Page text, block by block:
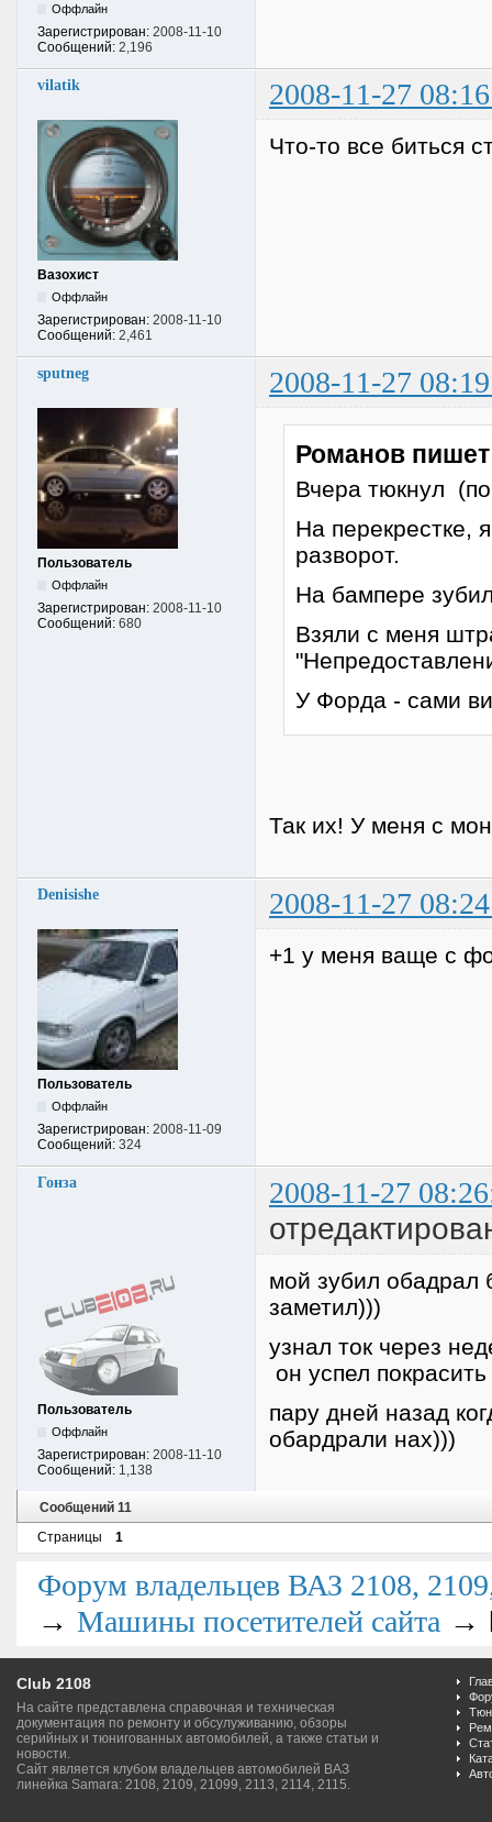
Оффлайн
Зарегистрирован: 2008-11-10
Сообщений: 2,196
vilatik 2008-11-27
Вазохист
Оффлайн
Зарегистрирован: 2008-11-10
Сообщений: 2,461
Что-то все биться
sputneg 2008-11-27
Пользователь
Оффлайн
Зарегистрирован: 2008-11-10
Сообщений: 680
Романов
Вчера тюкнул
На перекрестке,
разворот.
На бампере
Взяли с меня
У Форда - сами
Так их! У меня с
Denisishe 2008-11-27
Пользователь
Оффлайн
Зарегистрирован: 2008-11-09
Сообщений: 324
+1 у меня ваще с
Гонза 2008-11-27
Пользователь
Оффлайн
Зарегистрирован: 2008-11-10
Сообщений: 1,138
мой зубил обадрал
заметил)))
узнал ток через
он успел покрасить
пару дней назад
обардрали нах)))
Сообщений 11
Страницы
1
Форум владельцев ВАЗ 2108,
→ Машины посетителей сайта →
Club 2108
На сайте представлена справочная и техническая
документация по ремонту и обсулуживанию, обзоры
серийных и тюнигованных автомобилей, а также статьи и
новости.
Сайт является клубом владельцев автомобилей ВАЗ
линейка Samara: 2108, 2109, 21099, 2113, 2114, 2115.